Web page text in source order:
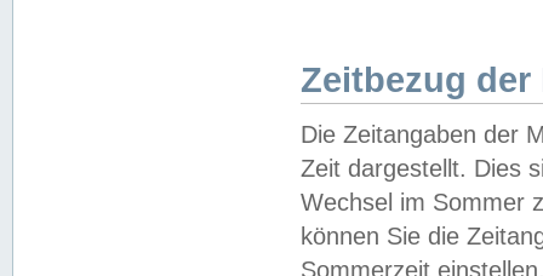
Zeitbezug der
Die Zeitangaben der
Zeit dargestellt. Dies
Wechsel im Sommer
können Sie die
Sommerzeit